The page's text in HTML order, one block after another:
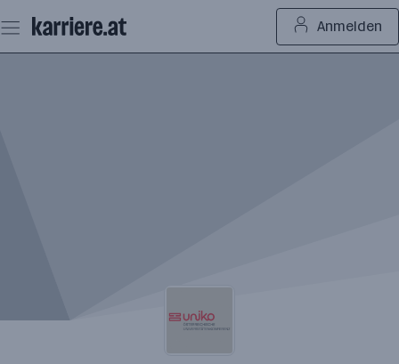
Seiteninhalt
springen
Anmelden